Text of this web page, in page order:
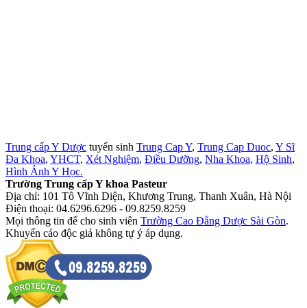
Trung cấp Y Dược tuyển sinh Trung Cap Y, Trung Cap Duoc, Y Sĩ
Đa Khoa, YHCT, Xét Nghiệm, Điều Dưỡng, Nha Khoa, Hộ Sinh,
Hình Ảnh Y Học.
Trường Trung cấp Y khoa Pasteur
Địa chỉ: 101 Tô Vĩnh Diện, Khương Trung, Thanh Xuân, Hà Nội
Điện thoại: 04.6296.6296 - 09.8259.8259
Mọi thông tin để cho sinh viên Trường Cao Đẳng Dược Sài Gòn.
Khuyến cáo độc giả không tự ý áp dụng.